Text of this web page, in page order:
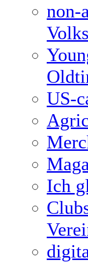
non-
US-
Ich